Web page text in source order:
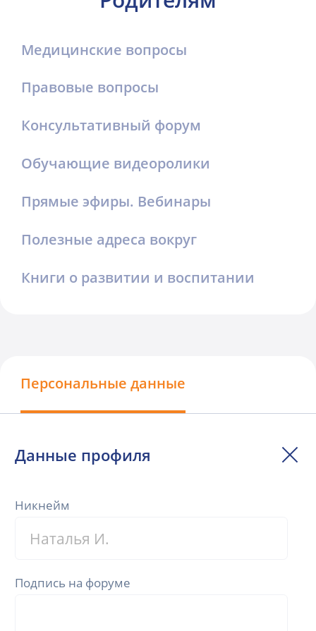
Медицинские вопросы
Правовые вопросы
Консультативный форум
Обучающие видеоролики
Прямые эфиры. Вебинары
Полезные адреса вокруг
Книги о развитии и воспитании
Персональные данные
Данные профиля
Никнейм
Подпись на форуме